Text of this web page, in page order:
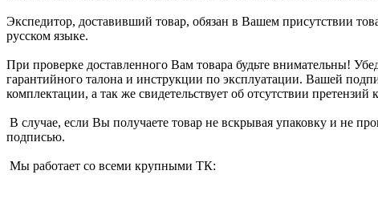
Экспедитор, доставивший товар, обязан в Вашем присутствии
русском языке.
При проверке доставленного Вам товара будьте внимательны!
гарантийного талона и инструкции по эксплуатации. Вашей
комплектации, а так же свидетельствует об отсутствии претензий
В случае, если Вы получаете товар не вскрывая упаковку и не
подписью.
Мы работает со всеми крупными ТК: